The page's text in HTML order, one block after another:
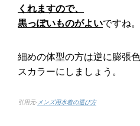
くれますので、
黒っぽいものがよいですね。
細めの体型の方は逆に膨張
スカラーにしましょう。
引用元- メンズ用水着の選び方